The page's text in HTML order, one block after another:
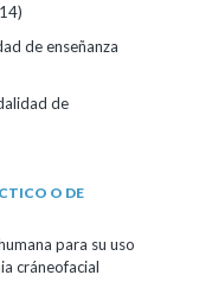
de enseñanza
de
O DE
para su uso
cráneofacial